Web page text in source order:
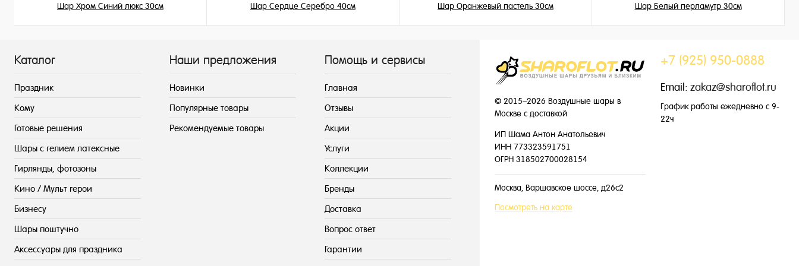
Шар Хром Синий люкс 30см Шар Сердце Серебро 40см Шар Оранжевый пастель 30см Шар Белый перламутр 30см
Каталог
Праздник
Кому
Готовые решения
Шары с гелием латексные
Гирлянды, фотозоны
Кино / Мульт герои
Бизнесу
Шары поштучно
Аксессуары для праздника
Наши предложения
Новинки
Популярные товары
Рекомендуемые товары
Помощь и сервисы
Главная
Отзывы
Акции
Услуги
Коллекции
Бренды
Доставка
Вопрос ответ
Гарантии
© 2015–2026 Воздушные шары в
Москве с доставкой
ИП Шама Антон Анатольевич
ИНН 773323591751
ОГРН 318502700028154
Москва, Варшавское шоссе, д26с2
Посмотреть на карте
+7 (925) 950-0888
Email: zakaz@sharoflot.ru
График работы ежедневно с 9-
22ч